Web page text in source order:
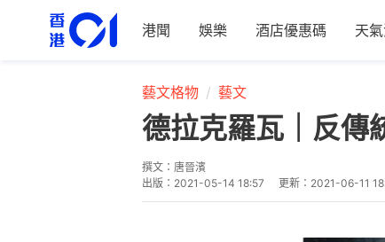
港聞 娛樂 酒店優惠碼 天
藝文格物 藝文
德拉克羅瓦｜反
撰文： 唐晉濱
出版： 2021-05-14 18:57 更新： 2021-06-11